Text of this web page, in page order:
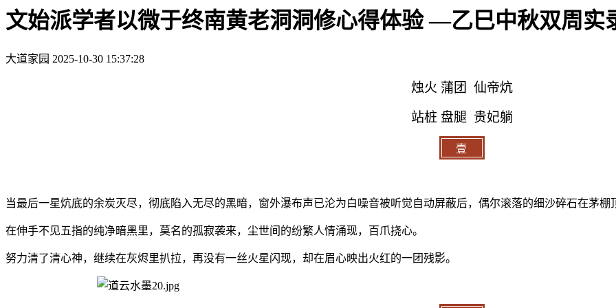
文始派学者以微于终南黄老洞洞修心得体验 —乙巳中秋双周实
大道家园 2025-10-30 15:37:28
烛火 蒲团 仙帝炕
站桩 盘腿 贵妃躺
壹
当最后一星炕底的余炭灭尽，彻底陷入无尽的黑暗，窗外瀑布声已沦为白噪音被听觉自动屏蔽后，偶尔滚落的细沙碎石在茅棚
在伸手不见五指的纯净暗黑里，莫名的孤寂袭来，尘世间的纷繁人情涌现，百爪挠心。
努力清了清心神，继续在灰烬里扒拉，再没有一丝火星闪现，却在眉心映出火红的一团残影。